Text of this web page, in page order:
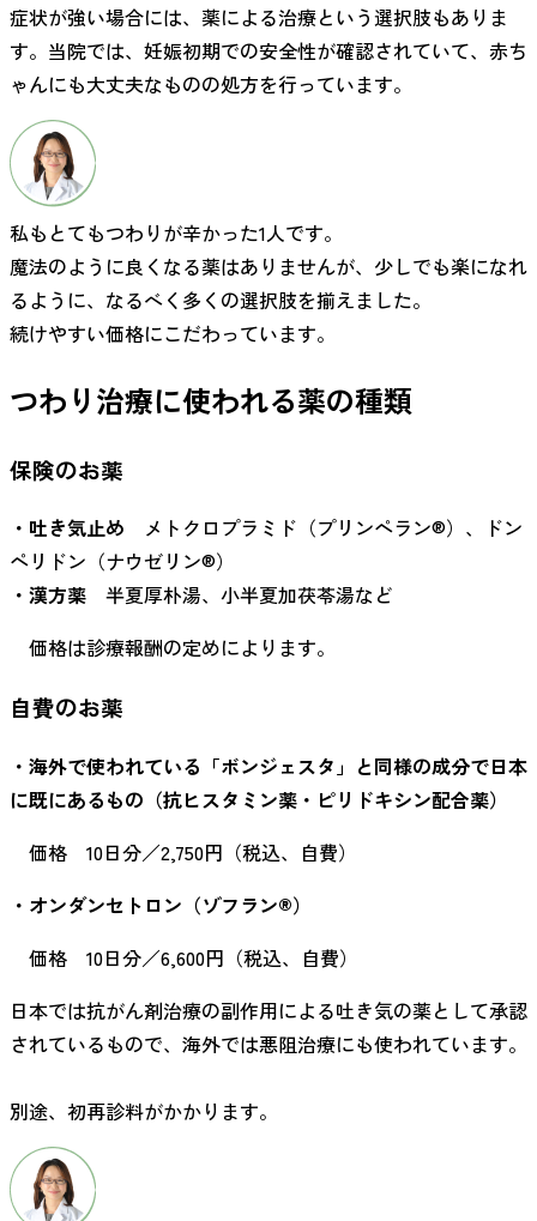
症状が強い場合には、薬による治療という選択肢もありま
す。当院では、妊娠初期での安全性が確認されていて、赤ち
ゃんにも大丈夫なものの処方を行っています。
私もとてもつわりが辛かった1人です。
魔法のように良くなる薬はありませんが、少しでも楽になれ
るように、なるべく多くの選択肢を揃えました。
続けやすい価格にこだわっています。
つわり治療に使われる薬の種類
保険のお薬
・吐き気止め メトクロプラミド（プリンペラン®）、ドン
ペリドン（ナウゼリン®）
・漢方薬 半夏厚朴湯、小半夏加茯苓湯など
価格は診療報酬の定めによります。
自費のお薬
・海外で使われている「ボンジェスタ」と同様の成分で日本
に既にあるもの（抗ヒスタミン薬・ピリドキシン配合薬）
価格 10日分／2,750円（税込、自費）
・オンダンセトロン（ゾフラン®）
価格 10日分／6,600円（税込、自費）
日本では抗がん剤治療の副作用による吐き気の薬として承認
されているもので、海外では悪阻治療にも使われています。
別途、初再診料がかかります。